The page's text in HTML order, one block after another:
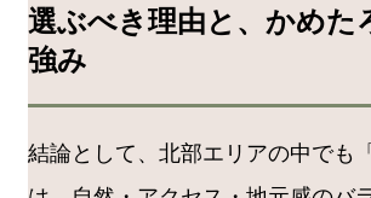
選ぶべき理由と、かめた
強み
結論として、北部エリアの中でも